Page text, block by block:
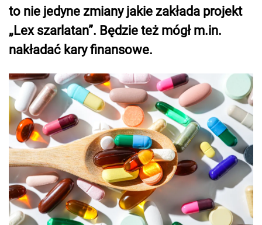
to nie jedyne zmiany jakie zakłada projekt
„Lex szarlatan”. Będzie też mógł m.in.
nakładać kary finansowe.